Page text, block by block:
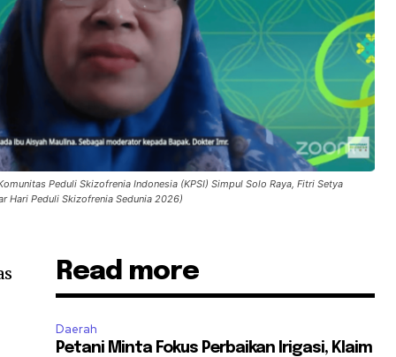
Peduli Skizofrenia Indonesia (KPSI) Simpul Solo Raya, Fitri Setya
Hari Peduli Skizofrenia Sedunia 2026)
Read more
Daerah
Petani Minta Fokus Perbaikan Irigasi, Klaim